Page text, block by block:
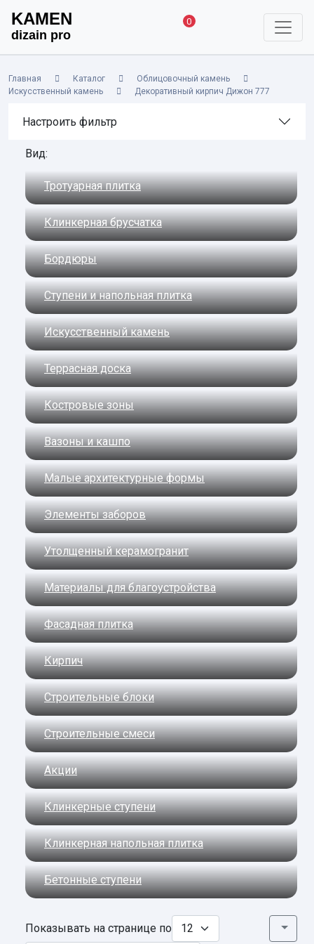
KAMEN
dizain pro
0
Главная Каталог
Облицовочный камень
Искусственный камень
Декоративный кирпич Дижон 777
Настроить фильтр
Вид:
Тротуарная плитка
Клинкерная брусчатка
Бордюры
Ступени и напольная плитка
Искусственный камень
Террасная доска
Костровые зоны
Вазоны и кашпо
Малые архитектурные формы
Элементы заборов
Утолщенный керамогранит
Материалы для благоустройства
Фасадная плитка
Кирпич
Строительные блоки
Строительные смеси
Акции
Клинкерные ступени
Клинкерная напольная плитка
Бетонные ступени
Показывать на странице по